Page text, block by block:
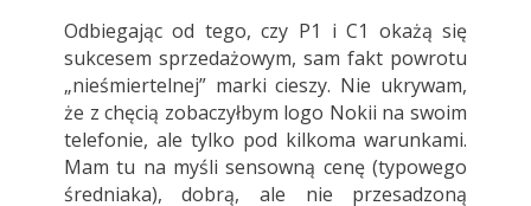
Odbiegając od tego, czy P1 i C1 okażą się
sukcesem sprzedażowym, sam fakt powrotu
„nieśmiertelnej” marki cieszy. Nie ukrywam,
że z chęcią zobaczyłbym logo Nokii na swoim
telefonie, ale tylko pod kilkoma warunkami.
Mam tu na myśli sensowną cenę (typowego
średniaka), dobrą, ale nie przesadzoną